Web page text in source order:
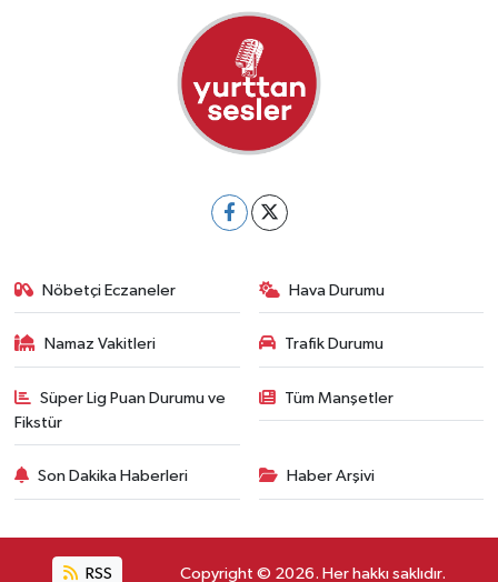
Nöbetçi Eczaneler Hava Durumu
Namaz Vakitleri Trafik Durumu
Süper Lig Puan Durumu ve
Fikstür
Tüm Manşetler
Son Dakika Haberleri Haber Arşivi
RSS Copyright © 2026. Her hakkı saklıdır.